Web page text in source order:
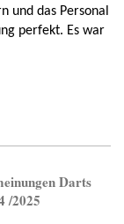
und das Personal
perfekt. Es war
Darts
/2025